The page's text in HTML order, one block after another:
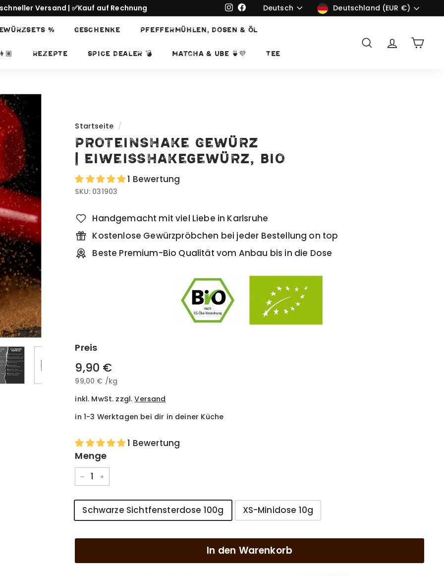
Diashow
Versand | ✅Kauf auf Rechnung Instagram
Facebook
Sprache
Deutsch WährungDeutschland (EUR €)
% GESCHENKE PFEFFERMÜHLEN, DOSEN & ÖL
REZEPTE SPICE DEALER 💣 Matcha & Ube 🍵💜 TEE
Suche Account
Startseite /
Proteinshake Gewürz
| Eiweisshakegewürz, bio
1 Bewertung
SKU: 031903
Handgemacht mit viel Liebe in Karlsruhe
Kostenlose Gewürzpröbchen bei jeder Bestellung on top
Beste Premium-Bio Qualität vom Anbau bis in die Dose
Preis
Normaler
Preis
9,90 €
€
99,00 € 99,00
/kg
inkl. MwSt. zzgl.Versand
in 1-3 Werktagen bei dir in deiner Küche
1 Bewertung
Menge
− +
Stil
Schwarze Sichtfensterdose 100g XS-Minidose 10g
In den Warenkorb